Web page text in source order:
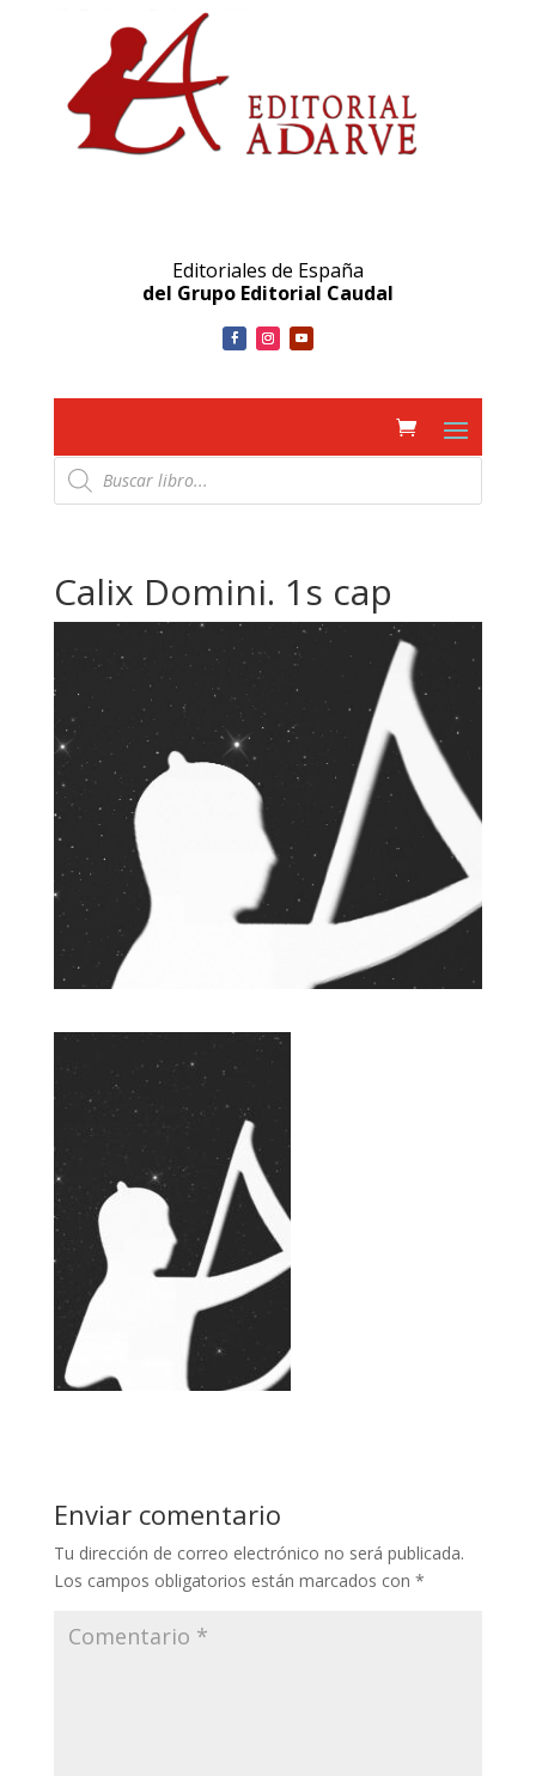
Editoriales de España
del Grupo Editorial Caudal
Búsqueda
de
productos
Calix Domini. 1s cap
Enviar comentario
Tu dirección de correo electrónico no será publicada.
Los campos obligatorios están marcados con *